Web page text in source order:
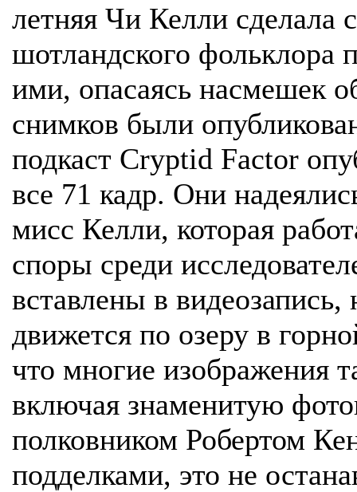
летняя Чи Келли сделала
шотландского фольклора
ими, опасаясь насмешек
снимков были
подкаст Cryptid Factor
все 71 кадр. Они
мисс Келли, которая
споры среди
вставлены в
движется по озеру в
что многие изображения
включая знаменитую
полковником Робертом
подделками, это не